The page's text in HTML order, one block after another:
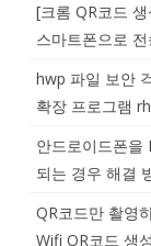
[크롬 QR코드
스마트폰으로
hwp 파일 보안
확장 프로그램
안드로이드폰을
되는 경우 해결
QR코드만 촬영
Wifi QR코드 생